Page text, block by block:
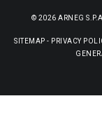
© 2026 ARNEG
SITEMAP - PRIVACY